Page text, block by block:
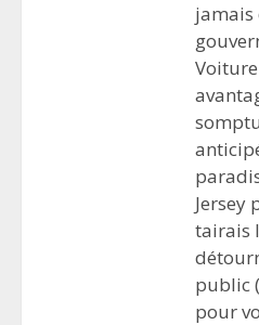
jamais
Jersey
tairais
public
pour